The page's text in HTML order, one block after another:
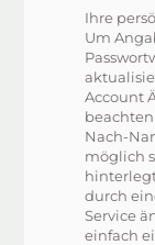
Ihre
Um
Account
beachten
Nach-
möglich
durch
Service
einfach